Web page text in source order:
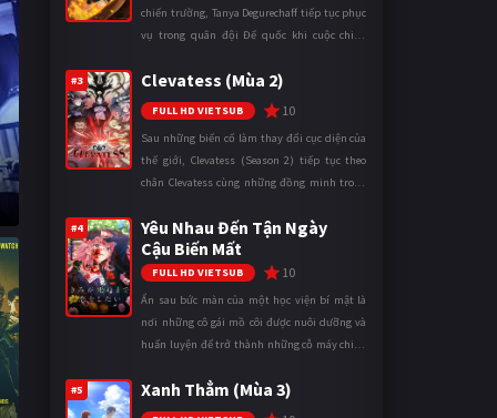
chiến trường, Tanya Degurechaff tiếp tục phục
vụ trong quân đội Đế quốc khi cuộc chiến
mặt trận. Dù sở hữu tài năn ...
#3 Clevatess (Mùa 2)
FULL HD VIETSUB 10
Sau những biến cố làm thay đổi cục diện của
thế giới, Clevatess (Season 2) tiếp tục theo
chân Clevatess cùng những đồng minh trong
loại đến bờ vực diệ ...
#4
Yêu Nhau Đến Tận Ngày
Cậu Biến Mất
FULL HD VIETSUB 10
Ẩn sau bức màn của một học viện bí mật là
nơi những cô gái mồ côi được nuôi dưỡng và
huấn luyện để trở thành những cỗ máy chiến
được xem là điều hiển nh ...
#5 Xanh Thẳm (Mùa 3)